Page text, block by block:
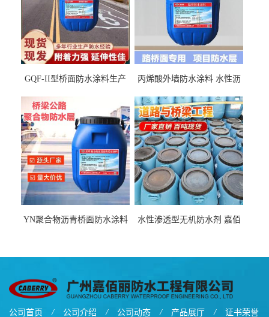
GQF-II型桥面防水涂料生产
丙烯酸外墙防水涂料 水性沥
厂家
YN聚合物沥青桥面防水涂料
水性渗透型无机防水剂 嘉佰
公司首页 / 公司介绍 / 公司动态 / 产品展厅 / 证书荣誉